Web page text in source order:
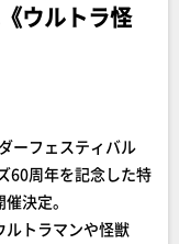
ウルトラ怪
ーフェスティバル
60周年を記念した特
決定。
トラマンや怪獣